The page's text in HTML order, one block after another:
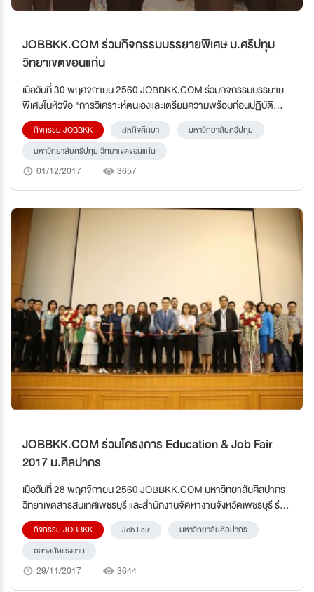
JOBBKK.COM ร่วมกิจกรรมบรรยายพิเศษ ม.ศรีปทุม
วิทยาเขตขอนแก่น
เมื่อวันที่ 30 พฤศจิกายน 2560 JOBBKK.COM ร่วมกิจกรรมบรรยาย
พิเศษในหัวข้อ "การวิเคราะห์ตนเองและเตรียมความพร้อมก่อนปฏิบัติ
งาฟนสหกิจศึกษา" มหาวิทยาลัยศรีปทุม วิทยาเขตขอนแก่น
กิจกรรม JOBBKK สหกิจศึกษา
มหาวิทยาลัยศรีปทุม
มหาวิทยาลัยศรีปทุม วิทยาเขตขอนแก่น
01/12/2017 3657
JOBBKK.COM ร่วมโครงการ Education & Job Fair
2017 ม.ศิลปากร
เมื่อวันที่ 28 พฤศจิกายน 2560 JOBBKK.COM มหาวิทยาลัยศิลปากร
วิทยาเขตสารสนเทศเพชรบุรี และสำนักงานจัดหางานจังหวัดเพชรบุรี ร่วม
กันจัดโครงการส่งเสริมการศึกษาต่อและตลาดนัดแรงงาน Education &
Job Fair 2017 ณ อาคารเรียนรวม 2 มหาวิทยาลัยศิลปากร วิทยาเขต
สารสนเทศเพชรบุรี
กิจกรรม JOBBKK Job Fair
มหาวิทยาลัยศิลปากร
ตลาดนัดแรงงาน
29/11/2017 3644